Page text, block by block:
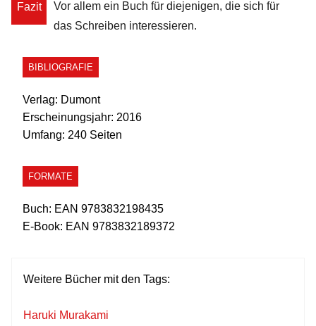
Fazit
Vor allem ein Buch für diejenigen, die sich für
das Schreiben interessieren.
BIBLIOGRAFIE
Verlag: Dumont
Erscheinungsjahr: 2016
Umfang: 240 Seiten
FORMATE
Buch: EAN 9783832198435
E-Book: EAN 9783832189372
Weitere Bücher mit den Tags:
Haruki Murakami